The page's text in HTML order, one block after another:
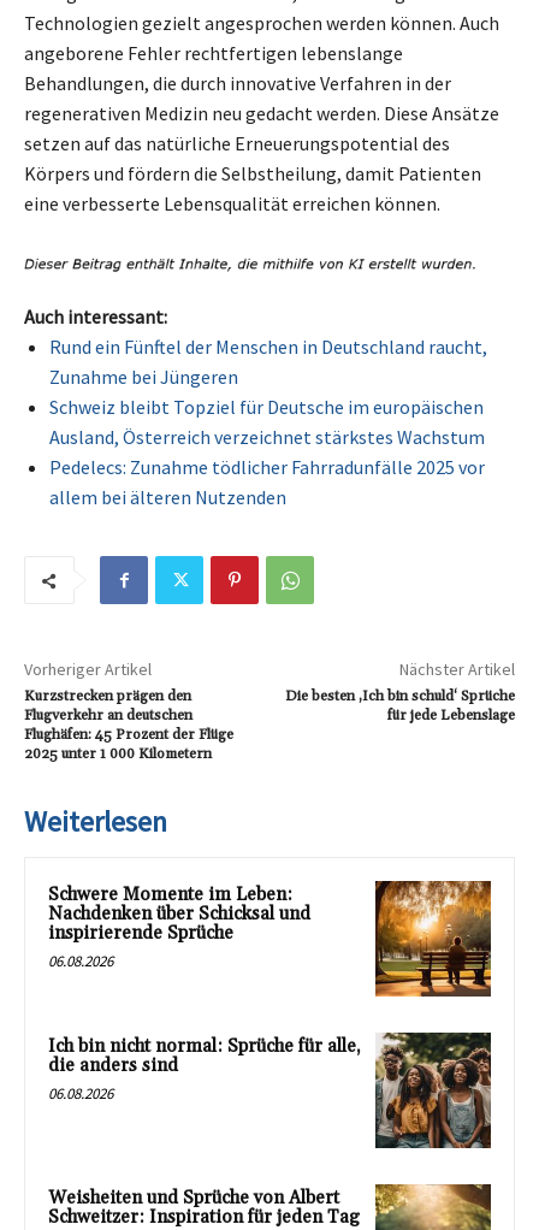
Technologien gezielt angesprochen werden können. Auch
angeborene Fehler rechtfertigen lebenslange
Behandlungen, die durch innovative Verfahren in der
regenerativen Medizin neu gedacht werden. Diese Ansätze
setzen auf das natürliche Erneuerungspotential des
Körpers und fördern die Selbstheilung, damit Patienten
eine verbesserte Lebensqualität erreichen können.
Auch interessant:
Rund ein Fünftel der Menschen in Deutschland raucht,
Zunahme bei Jüngeren
Schweiz bleibt Topziel für Deutsche im europäischen
Ausland, Österreich verzeichnet stärkstes Wachstum
Pedelecs: Zunahme tödlicher Fahrradunfälle 2025 vor
allem bei älteren Nutzenden
Vorheriger Artikel
Kurzstrecken prägen den
Flugverkehr an deutschen
Flughäfen: 45 Prozent der Flüge
2025 unter 1 000 Kilometern
Nächster Artikel
Die besten ‚Ich bin schuld‘ Sprüche
für jede Lebenslage
Weiterlesen
Schwere Momente im Leben:
Nachdenken über Schicksal und
inspirierende Sprüche
06.08.2026
Ich bin nicht normal: Sprüche für alle,
die anders sind
06.08.2026
Weisheiten und Sprüche von Albert
Schweitzer: Inspiration für jeden Tag